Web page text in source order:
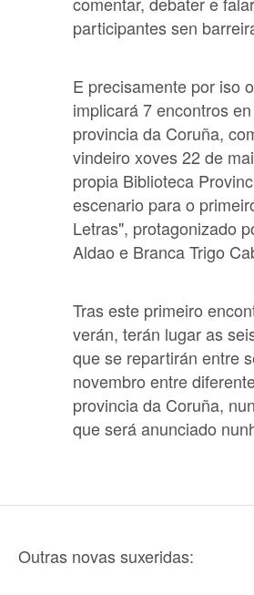
participantes sen
E precisamente por iso
implicará 7 encontros
provincia da Coruña,
vindeiro xoves 22 de
propia Biblioteca
escenario para o
Letras", protagonizado
Aldao e Branca Trigo
Tras este primeiro
verán, terán lugar as
que se repartirán entre
novembro entre
provincia da Coruña,
que será anunciado
Outras novas suxeridas: